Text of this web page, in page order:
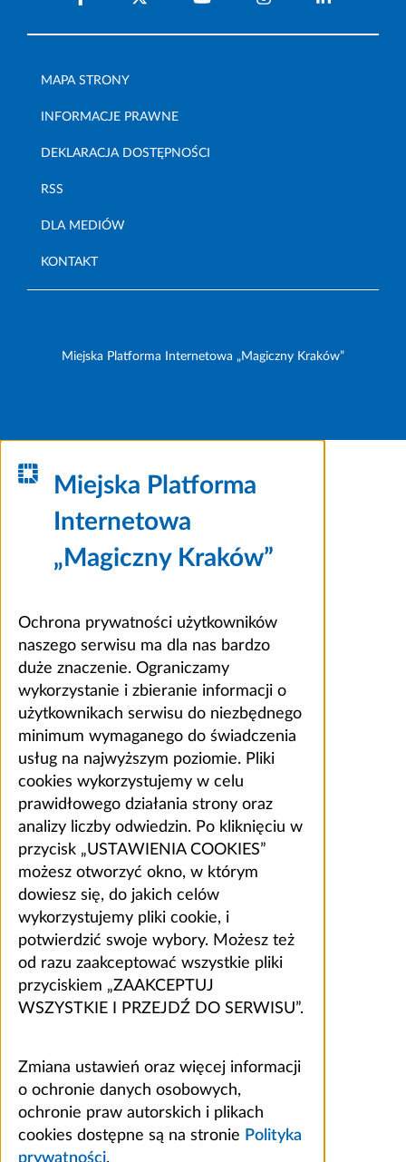
MAPA STRONY
INFORMACJE PRAWNE
DEKLARACJA DOSTĘPNOŚCI
RSS
DLA MEDIÓW
KONTAKT
Miejska Platforma Internetowa „Magiczny Kraków”
Miejska Platforma
Internetowa
„Magiczny Kraków”
Ochrona prywatności użytkowników
naszego serwisu ma dla nas bardzo
duże znaczenie. Ograniczamy
wykorzystanie i zbieranie informacji o
użytkownikach serwisu do niezbędnego
minimum wymaganego do świadczenia
usług na najwyższym poziomie. Pliki
cookies wykorzystujemy w celu
prawidłowego działania strony oraz
analizy liczby odwiedzin. Po kliknięciu w
przycisk „USTAWIENIA COOKIES”
możesz otworzyć okno, w którym
dowiesz się, do jakich celów
wykorzystujemy pliki cookie, i
potwierdzić swoje wybory. Możesz też
od razu zaakceptować wszystkie pliki
przyciskiem „ZAAKCEPTUJ
WSZYSTKIE I PRZEJDŹ DO SERWISU”.
Zmiana ustawień oraz więcej informacji
o ochronie danych osobowych,
ochronie praw autorskich i plikach
cookies dostępne są na stronie Polityka
prywatności.